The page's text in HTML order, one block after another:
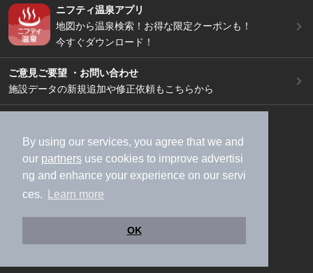
By using our services, you agree that we and
our partners use cookies to improve advertisi
ng and enhance your experience on our servi
ces.
Learn more
OK
ニフティ温泉アプリ
地図から温泉検索！お得な限定クーポンも！
今すぐダウンロード！
ご意見ご要望 ・お問い合わせ
施設データの新規追加や修正依頼もこちらから
加盟店募集（資料請求）
広告出稿のご案内
利用規約
ライフスタイルMEMBERS+規約
特定商取引法に基づく表記
ヘルプ
採用情報
運営会社